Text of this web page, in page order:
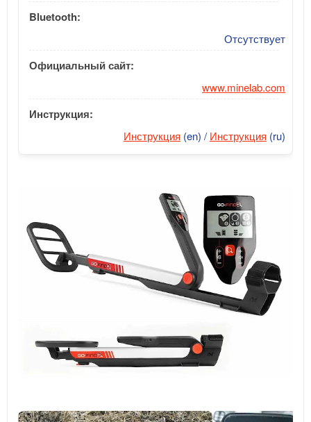
Bluetooth:
Отсутствует
Официальный сайт:
www.minelab.com
Инструкция:
Инструкция (en) / Инструкция (ru)